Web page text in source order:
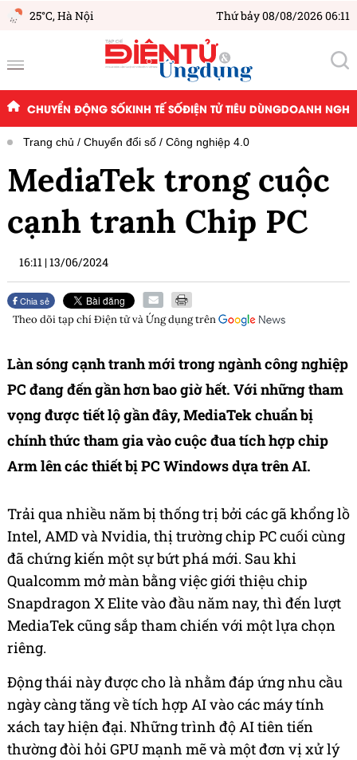
25°C,Hà Nội Thứ bảy 08/08/2026 06:11
CHUYỂN ĐỘNG SỐKINH TẾ SỐĐIỆN TỬ TIÊU DÙNGDOANH
Trang chủ Chuyển đổi số Công nghiệp 4.0
MediaTek trong cuộc
cạnh tranh Chip PC
16:11 |13/06/2024
Chia sẻ
Theo dõi tạp chíĐiện tử và Ứng dụngtrên
Làn sóng cạnh tranh mới trong ngành công nghiệp
PC đang đến gần hơn bao giờ hết. Với những tham
vọng được tiết lộ gần đây, MediaTek chuẩn bị
chính thức tham gia vào cuộc đua tích hợp chip
Arm lên các thiết bị PC Windows dựa trên AI.
Trải qua nhiều năm bị thống trị bởi các gã khổng lồ
Intel, AMD và Nvidia, thị trường chip PC cuối cùng
đã chứng kiến một sự bứt phá mới. Sau khi
Qualcomm mở màn bằng việc giới thiệu chip
Snapdragon X Elite vào đầu năm nay, thì đến lượt
MediaTek cũng sắp tham chiến với một lựa chọn
riêng.
Động thái này được cho là nhằm đáp ứng nhu cầu
ngày càng tăng về tích hợp AI vào các máy tính
xách tay hiện đại. Những trình độ AI tiên tiến
thường đòi hỏi GPU mạnh mẽ và một đơn vị xử lý